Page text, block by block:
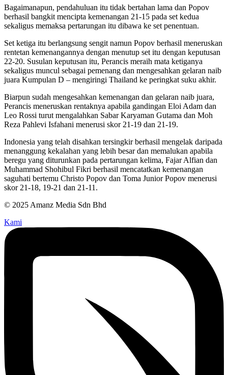
Bagaimanapun, pendahuluan itu tidak bertahan lama dan Popov
berhasil bangkit mencipta kemenangan 21-15 pada set kedua
sekaligus memaksa pertarungan itu dibawa ke set penentuan.
Set ketiga itu berlangsung sengit namun Popov berhasil meneruskan
rentetan kemenangannya dengan menutup set itu dengan keputusan
22-20. Susulan keputusan itu, Perancis meraih mata ketiganya
sekaligus muncul sebagai pemenang dan mengesahkan gelaran naib
juara Kumpulan D – mengiringi Thailand ke peringkat suku akhir.
Biarpun sudah mengesahkan kemenangan dan gelaran naib juara,
Perancis meneruskan rentaknya apabila gandingan Eloi Adam dan
Leo Rossi turut mengalahkan Sabar Karyaman Gutama dan Moh
Reza Pahlevi Isfahani menerusi skor 21-19 dan 21-19.
Indonesia yang telah disahkan tersingkir berhasil mengelak daripada
menanggung kekalahan yang lebih besar dan memalukan apabila
beregu yang diturunkan pada pertarungan kelima, Fajar Alfian dan
Muhammad Shohibul Fikri berhasil mencatatkan kemenangan
saguhati bertemu Christo Popov dan Toma Junior Popov menerusi
skor 21-18, 19-21 dan 21-11.
© 2025 Amanz Media Sdn Bhd
Kami